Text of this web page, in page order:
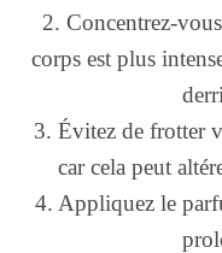
2. Concentrez-
corps est plus
3. Évitez de frotter
car cela peut
4. Appliquez le